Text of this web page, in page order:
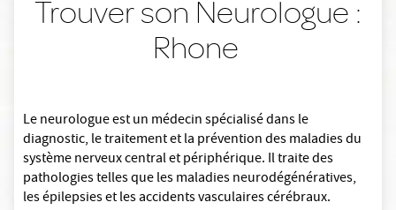
Trouver son Neurologue :
Rhone
Le neurologue est un médecin spécialisé dans le
diagnostic, le traitement et la prévention des maladies du
système nerveux central et périphérique. Il traite des
pathologies telles que les maladies neurodégénératives,
les épilepsies et les accidents vasculaires cérébraux.